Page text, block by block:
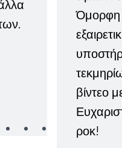
Όμορφη
βίντεο
ροκ!